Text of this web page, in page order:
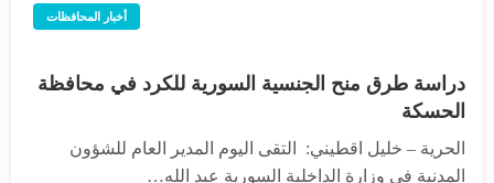
أخبار المحافظات
دراسة طرق منح الجنسية السورية للكرد في محافظة
الحسكة
الحرية – خليل اقطيني: التقى اليوم المدير العام للشؤون
المدنية في وزارة الداخلية السورية عبد الله…